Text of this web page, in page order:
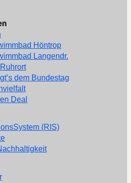
Höntrop
Langendr.
dem Bundestag
Deal
(RIS)